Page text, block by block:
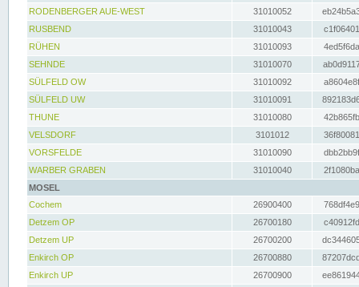
RODENBERGER AUE-WEST
31010052
RUSBEND
31010043
RÜHEN
31010093
SEHNDE
31010070
SÜLFELD OW
31010092
SÜLFELD UW
31010091
THUNE
31010080
VELSDORF
3101012
VORSFELDE
31010090
WARBER GRABEN
31010040
MOSEL
Cochem
26900400
Detzem OP
26700180
Detzem UP
26700200
Enkirch OP
26700880
Enkirch UP
26700900